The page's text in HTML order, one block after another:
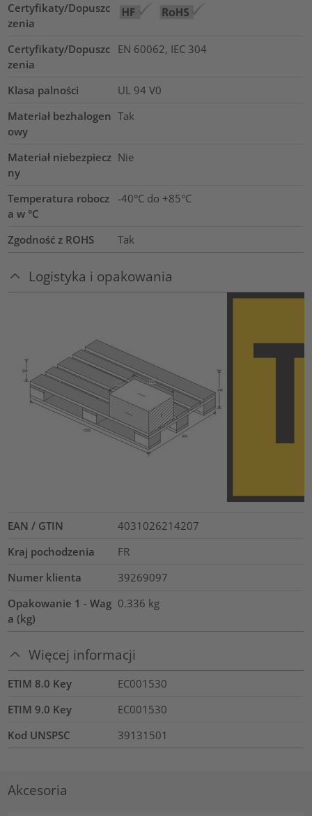
Certyfikaty/Dopuszc
zenia
Certyfikaty/Dopuszc
zenia
EN 60062, IEC 304
Klasa palności
UL 94 V0
Materiał bezhalogen
owy
Tak
Materiał niebezpiecz
ny
Nie
Temperatura robocz
a w °C
-40°C do +85°C
Zgodność z ROHS Tak
Logistyka i opakowania
EAN / GTIN
4031026214207
Kraj pochodzenia
FR
Numer klienta
39269097
Opakowanie 1 - Wag
a (kg)
0.336 kg
Więcej informacji
ETIM 8.0 Key
EC001530
ETIM 9.0 Key
EC001530
Kod UNSPSC
39131501
Akcesoria